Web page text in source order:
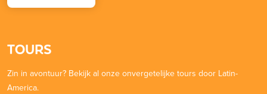
TOURS
Zin in avontuur? Bekijk al onze onvergetelijke tours door Latin-
America.